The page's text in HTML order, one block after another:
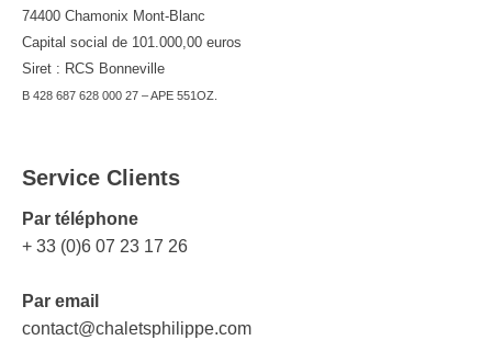
74400 Chamonix Mont-Blanc
Capital social de 101.000,00 euros
Siret : RCS Bonneville
B 428 687 628 000 27 – APE 551OZ.
Service Clients
Par téléphone
+ 33 (0)6 07 23 17 26
Par email
contact@chaletsphilippe.com